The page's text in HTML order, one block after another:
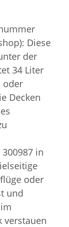
Diese
der
34 Liter
oder
Decken
in
oder
und
verstauen